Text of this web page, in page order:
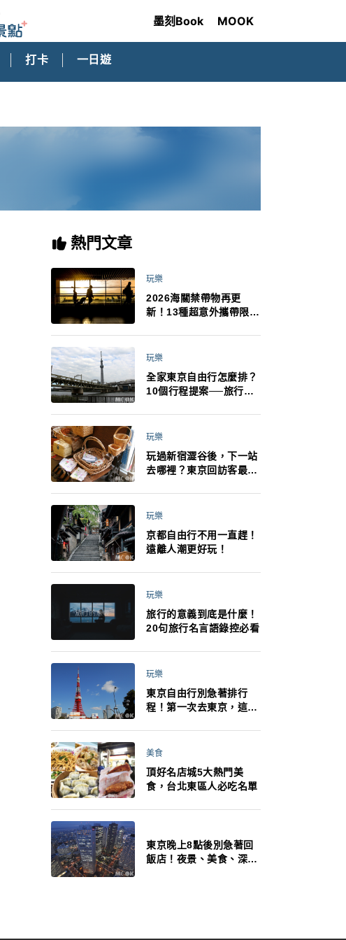
墨刻Book MOOK
打卡 一日遊
熱門文章
玩樂
2026海關禁帶物再更
新！13種超意外攜帶限
最高還罰百萬！注意事項
玩樂
全家東京自由行怎麼排？
10個行程提案──旅行不
法！
玩樂
玩過新宿澀谷後，下一站
去哪裡？東京回訪客最推
玩樂
京都自由行不用一直趕！
遠離人潮更好玩！
玩樂
旅行的意義到底是什麼！
20句旅行名言語錄控必看
玩樂
東京自由行別急著排行
程！第一次去東京，這10
美食
頂好名店城5大熱門美
食，台北東區人必吃名單
東京晚上8點後別急著回
飯店！夜景、美食、深夜